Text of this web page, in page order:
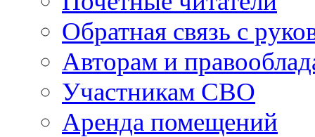
Обратная связь с
Авторам и
Участникам СВО
Аренда помещений